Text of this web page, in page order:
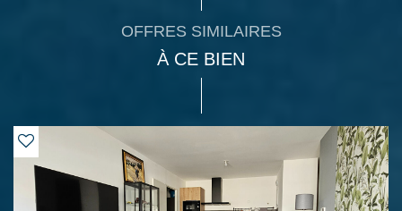
OFFRES SIMILAIRES
À CE BIEN